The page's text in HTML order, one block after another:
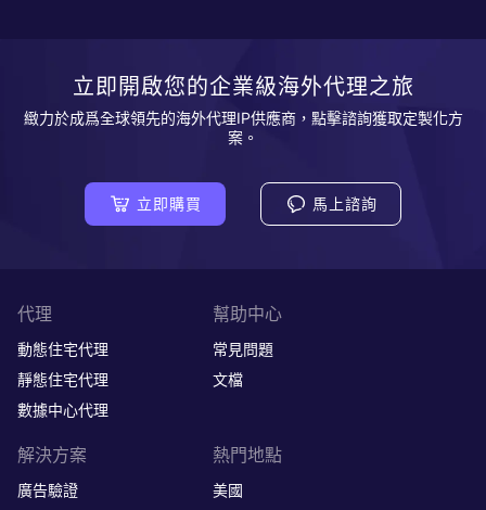
立即開啟您的企業級海外代理之旅
緻力於成爲全球領先的海外代理IP供應商，點擊諮詢獲取定製化方
案。
立即購買 馬上諮詢
代理
動態住宅代理
靜態住宅代理
數據中心代理
幫助中心
常見問題
文檔
解決方案
廣告驗證
熱門地點
美國